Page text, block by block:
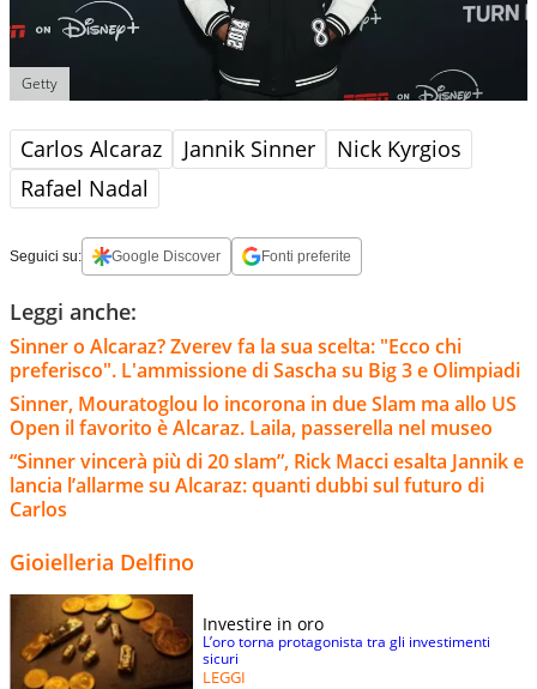
Getty
Carlos Alcaraz Jannik Sinner
Nick Kyrgios
Rafael Nadal
Seguici su: Google Discover Fonti preferite
Leggi anche:
Sinner o Alcaraz? Zverev fa la sua scelta: "Ecco chi
preferisco". L'ammissione di Sascha su Big 3 e Olimpiadi
Sinner, Mouratoglou lo incorona in due Slam ma allo US
Open il favorito è Alcaraz. Laila, passerella nel museo
“Sinner vincerà più di 20 slam”, Rick Macci esalta Jannik e
lancia l’allarme su Alcaraz: quanti dubbi sul futuro di
Carlos
Gioielleria Delfino
Investire in oro
L’oro torna protagonista tra gli investimenti
sicuri
LEGGI